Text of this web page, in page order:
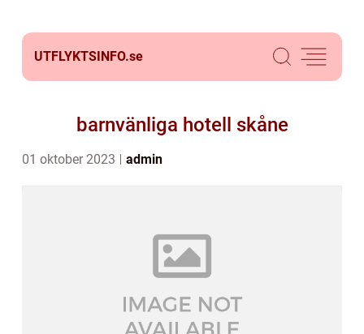
UTFLYKTSINFO.se
barnvänliga hotell skåne
01 oktober 2023 admin